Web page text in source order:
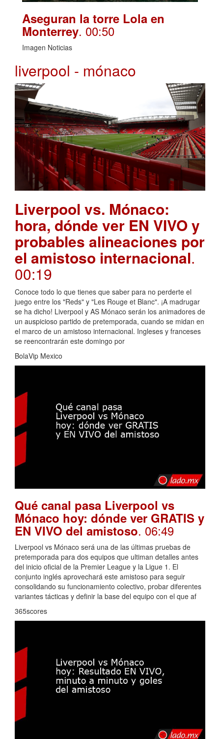
Aseguran la torre Lola en
Monterrey. 00:50
Imagen Noticias
liverpool - mónaco
Liverpool vs. Mónaco:
hora, dónde ver EN VIVO y
probables alineaciones por
el amistoso internacional.
00:19
Conoce todo lo que tienes que saber para no perderte el
juego entre los "Reds" y "Les Rouge et Blanc". ¡A madrugar
se ha dicho! Liverpool y AS Mónaco serán los animadores de
un auspicioso partido de pretemporada, cuando se midan en
el marco de un amistoso internacional. Ingleses y franceses
se reencontrarán este domingo por
BolaVip Mexico
Qué canal pasa Liverpool vs
Mónaco hoy: dónde ver GRATIS y
EN VIVO del amistoso. 06:49
Liverpool vs Mónaco será una de las últimas pruebas de
pretemporada para dos equipos que ultiman detalles antes
del inicio oficial de la Premier League y la Ligue 1. El
conjunto inglés aprovechará este amistoso para seguir
consolidando su funcionamiento colectivo, probar diferentes
variantes tácticas y definir la base del equipo con el que af
365scores